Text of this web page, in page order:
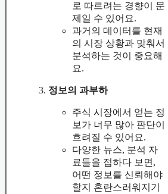
로 따르려는 경향이 문
제일 수 있어요.
과거의 데이터를 현재
의 시장 상황과 맞춰서
분석하는 것이 중요해
요.
정보의 과부하
주식 시장에서 얻는 정
보가 너무 많아 판단이
흐려질 수 있어요.
다양한 뉴스, 분석 자
료들을 접하다 보면,
어떤 정보를 신뢰해야
할지 혼란스러워지기